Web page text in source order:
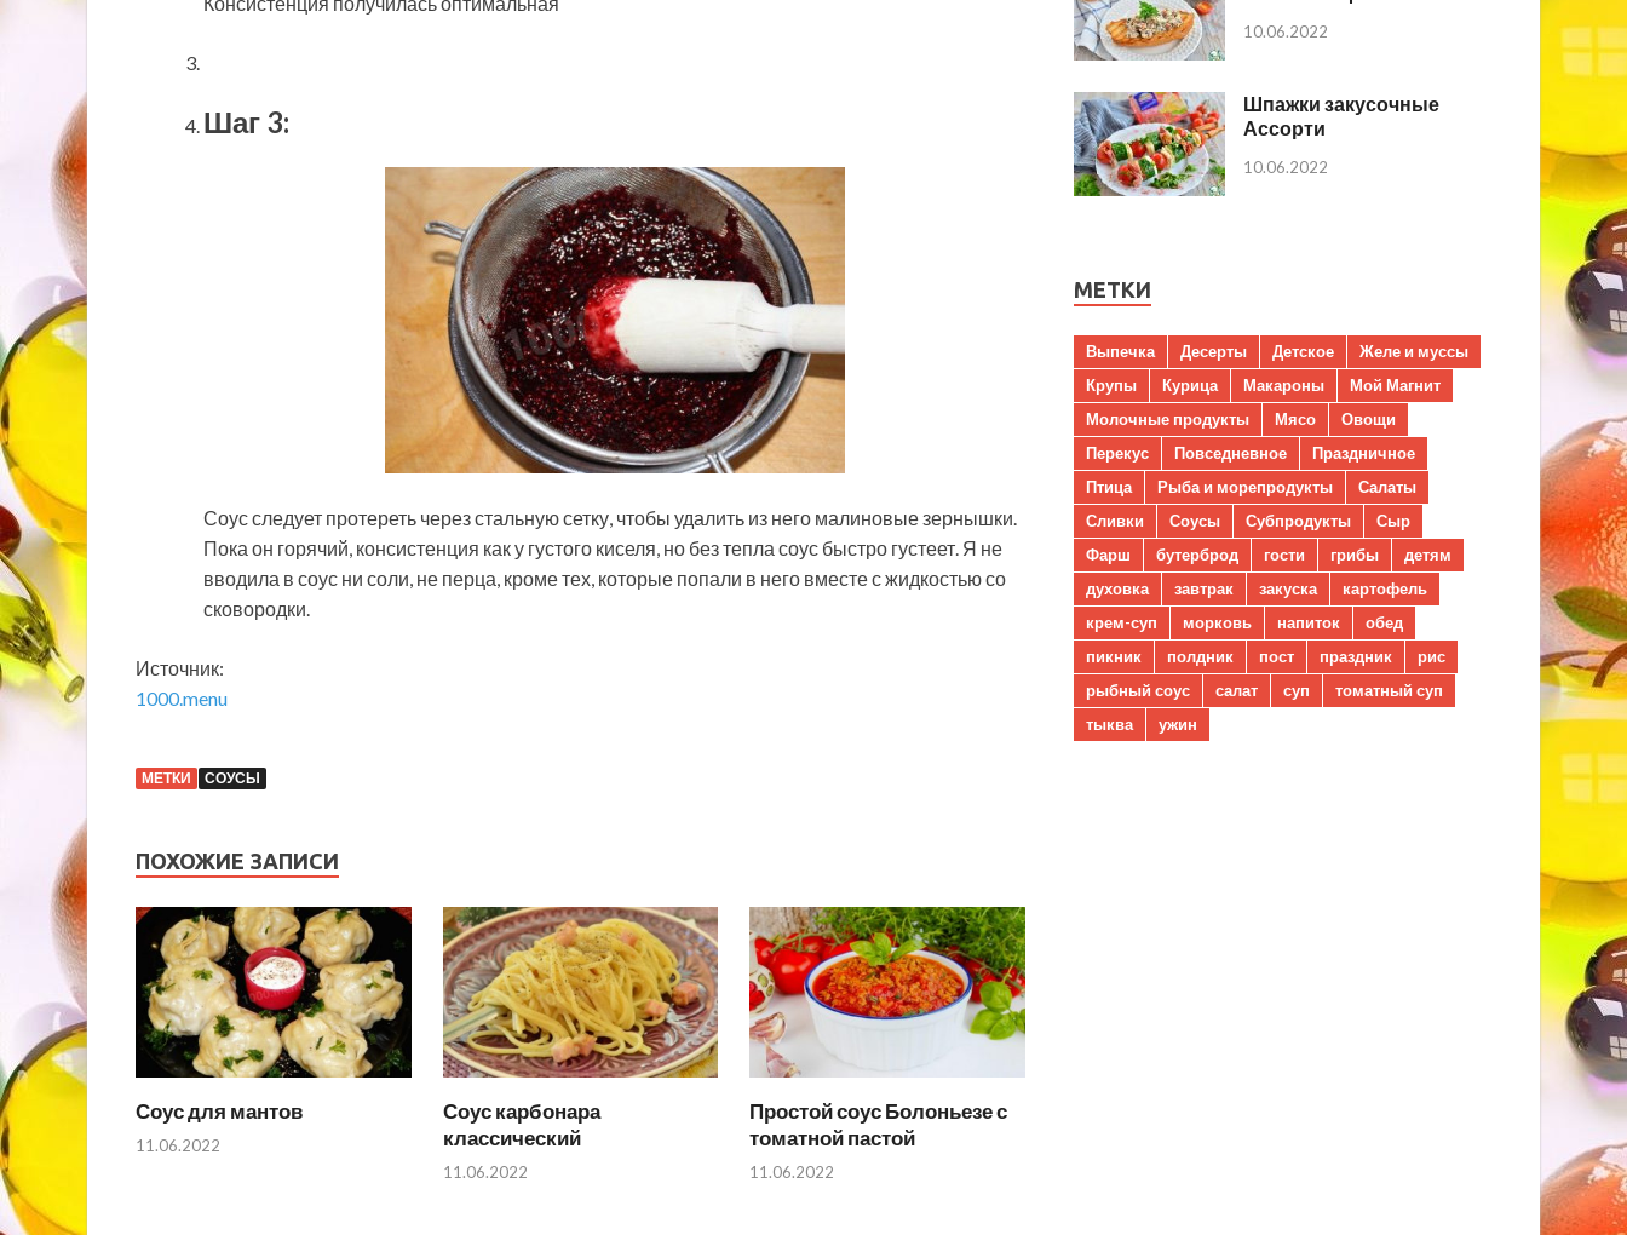
Шаг 3:
Соус следует протереть через стальную сетку, чтобы удалить из него малиновые зернышки.
Пока он горячий, консистенция как у густого киселя, но без тепла соус быстро густеет. Я не
вводила в соус ни соли, не перца, кроме тех, которые попали в него вместе с жидкостью со
сковородки.
Источник:
1000.menu
МЕТКИ СОУСЫ
ПОХОЖИЕ ЗАПИСИ
Соус для мантов
11.06.2022
Соус карбонара
классический
11.06.2022
Простой соус Болоньезе с
томатной пастой
11.06.2022
10.06.2022
Шпажки закусочные
Ассорти
10.06.2022
МЕТКИ
Выпечка Десерты Детское
Желе и муссы
Крупы
Курица Макароны
Мой Магнит
Молочные продукты
Мясо
Овощи
Перекус
Повседневное
Праздничное
Птица
Рыба и морепродукты
Салаты
Сливки
Соусы Субпродукты
Сыр
Фарш
бутерброд гости грибы
детям
духовка
завтрак закуска
картофель
крем-суп
морковь напиток
обед
пикник
полдник пост праздник
рис
рыбный соус
салат суп
томатный суп
тыква
ужин